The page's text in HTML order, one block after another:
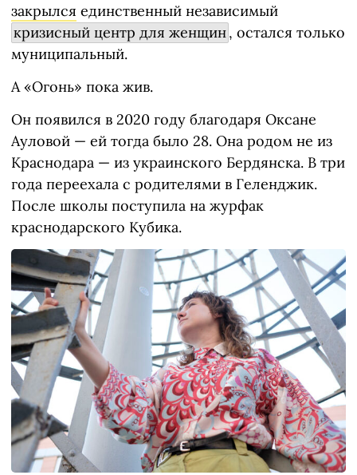
закрылся единственный независимый
кризисный центр для женщин, остался только
муниципальный.
А «Огонь» пока жив.
Он появился в 2020 году благодаря Оксане
Ауловой — ей тогда было 28. Она родом не из
Краснодара — из украинского Бердянска. В три
года переехала с родителями в Геленджик.
После школы поступила на журфак
краснодарского Кубика.